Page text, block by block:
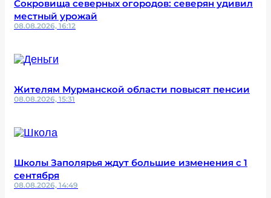
Сокровища северных огородов: северян удивил
местный урожай
08.08.2026, 16:12
Жителям Мурманской области повысят пенсии
08.08.2026, 15:31
Школы Заполярья ждут большие изменения с 1
сентября
08.08.2026, 14:49